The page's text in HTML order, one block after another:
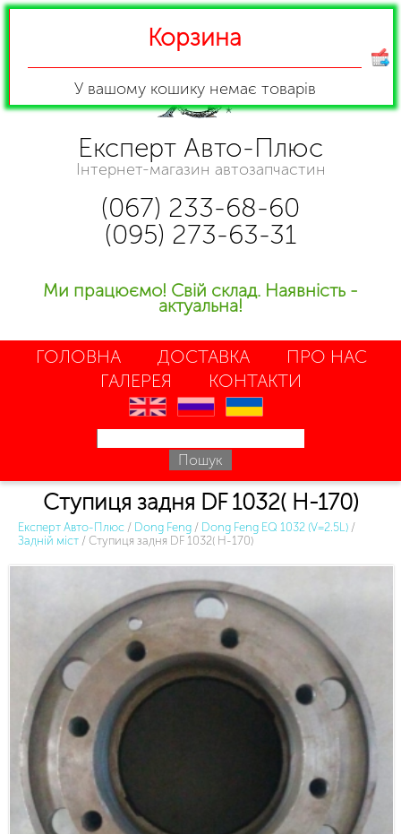
Експерт Авто-Плюс
Інтернет-магазин автозапчастин
(067) 233-68-60
(095) 273-63-31
Ми працюємо! Свій склад. Наявність -
актуальна!
ГОЛОВНА ДОСТАВКА
ПРО НАС
ГАЛЕРЕЯ
КОНТАКТИ
en ru uk
Ступиця задня DF 1032( H-170)
Експерт Авто-Плюс / Dong Feng / Dong Feng EQ 1032 (V=2.5L) /
Задній міст / Ступиця задня DF 1032( H-170)
Корзина
У вашому кошику немає товарів